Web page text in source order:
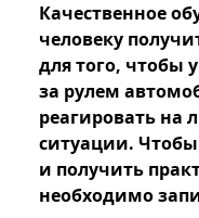
Качественное
человеку
для того, чтобы
за рулем
реагировать
ситуации.
и получить
необходимо